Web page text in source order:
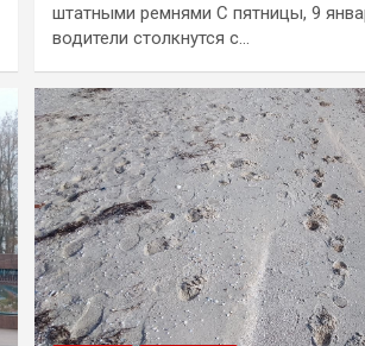
штатными ремнями С пятницы, 9
водители столкнутся с…